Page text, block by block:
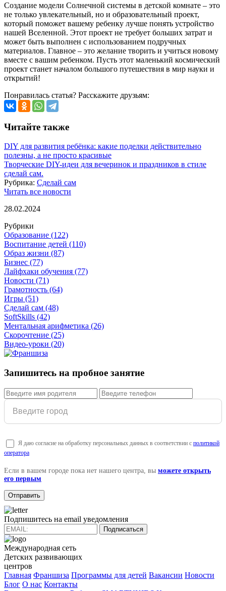
Создание модели Солнечной системы в детской комнате – это
не только увлекательный, но и образовательный проект,
который поможет вашему ребенку лучше понять устройство
нашей Вселенной. Этот проект не требует больших затрат и
может быть выполнен с использованием подручных
материалов. Главное – это желание творить и учиться новому
вместе с вашим ребенком. Пусть этот маленький космический
проект станет началом большого путешествия в мир науки и
открытий!
Понравилась статья? Расскажите друзьям:
Читайте также
DIY для развития ребёнка: какие поделки действительно
полезны, а не просто красивые
Творческие DIY-идеи для вечеринок и праздников в стиле
сделай сам.
Рубрика: Сделай сам
Читать все новости
28.02.2024
Рубрики
Образование (122)
Воспитание детей (110)
Образ жизни (87)
Бизнес (77)
Лайфхаки обучения (77)
Новости (71)
Грамотность (64)
Игры (51)
Сделай сам (48)
SoftSkills (42)
Ментальная арифметика (26)
Скорочтение (25)
Видео-уроки (20)
Запишитесь на пробное занятие
Я даю согласие на обработку персональных данных в соответствии с политикой
оператора
Если в вашем городе пока нет нашего центра, вы можете открыть
его первым
Подпишитесь на email уведомления
Подписаться
Международная сеть
Детских развивающих
центров
Главная Франшиза Программы для детей Вакансии Новости
Блог О нас Контакты